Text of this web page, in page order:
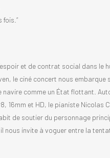
fois.”
et de contrat social dans le
le ciné concert nous embarque
comme un État flottant.
16mm et HD, le pianiste
de soutier du personnage
nous invite à voguer entre la